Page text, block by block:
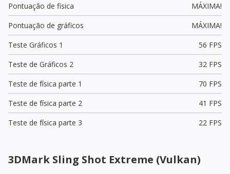
Pontuação de fisica
MÁXIMA!
Pontuação de gráficos
MÁXIMA!
Teste Gráficos 1
56 FPS
Teste de Gráficos 2
32 FPS
Teste de física parte 1
70 FPS
Teste de física parte 2
41 FPS
Teste de física parte 3
22 FPS
3DMark Sling Shot Extreme (Vulkan)